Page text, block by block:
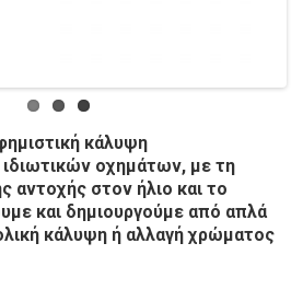
κάλυψη
ιδιωτικών οχημάτων, με τη
αντοχής στον ήλιο και το
και δημιουργούμε από απλά
κάλυψη ή αλλαγή χρώματος